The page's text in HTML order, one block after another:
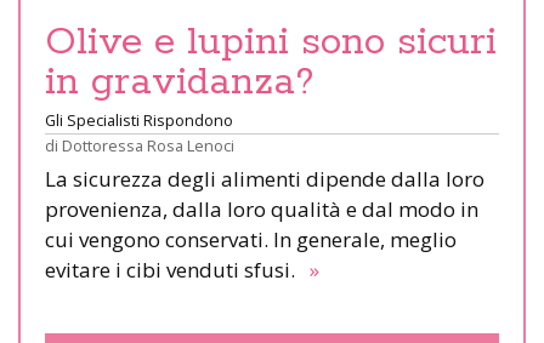
Olive e lupini sono sicuri
in gravidanza?
Gli Specialisti Rispondono
di Dottoressa Rosa Lenoci
La sicurezza degli alimenti dipende dalla loro
provenienza, dalla loro qualità e dal modo in
cui vengono conservati. In generale, meglio
evitare i cibi venduti sfusi. »